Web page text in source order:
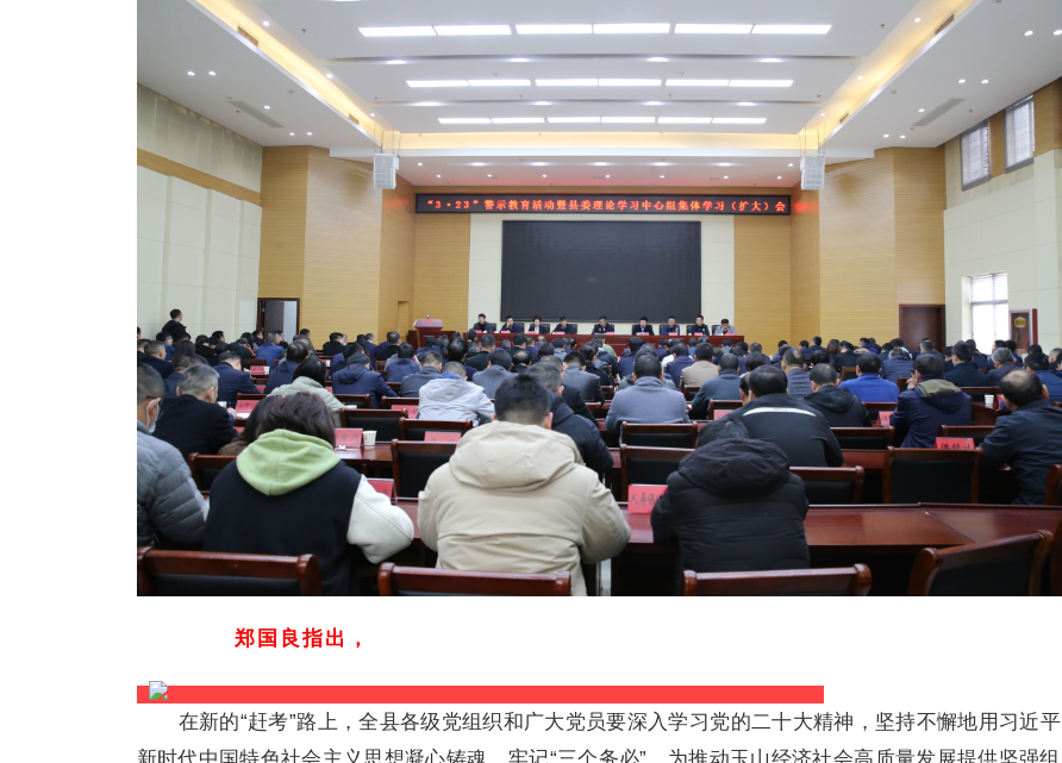
郑国良指出，
在新的“赶考”路上，全县各级党组织和广大党员要深入学习党的二十大精神，坚持不懈地用习近平
新时代中国特色社会主义思想凝心铸魂，牢记“三个务必”，为推动玉山经济社会高质量发展提供坚强组